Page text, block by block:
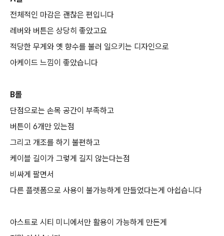
전체적인 마감은 괜찮은 편입니다
레버와 버튼은 상당히 좋았고요
적당한 무게와 옛 향수를 불러 일으키는 디자인으로
아케이드 느낌이 좋았습니다
B롤
단점으로는 손목 공간이 부족하고
버튼이 6개만 있는점
그리고 개조를 하기 불편하고
케이블 길이가 그렇게 길지 않는다는점
비싸게 팔면서
다른 플렛폼으로 사용이 불가능하게 만들었다는게 아쉽습니다
아스트로 시티 미니에서만 활용이 가능하게 만든게